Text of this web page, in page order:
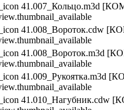
41.007_Кольцо.m3d
41.008_Вороток.cdw
41.008_Вороток.m3d
41.009_Рукоятка.m3d
41.010_Нагубник.cdw